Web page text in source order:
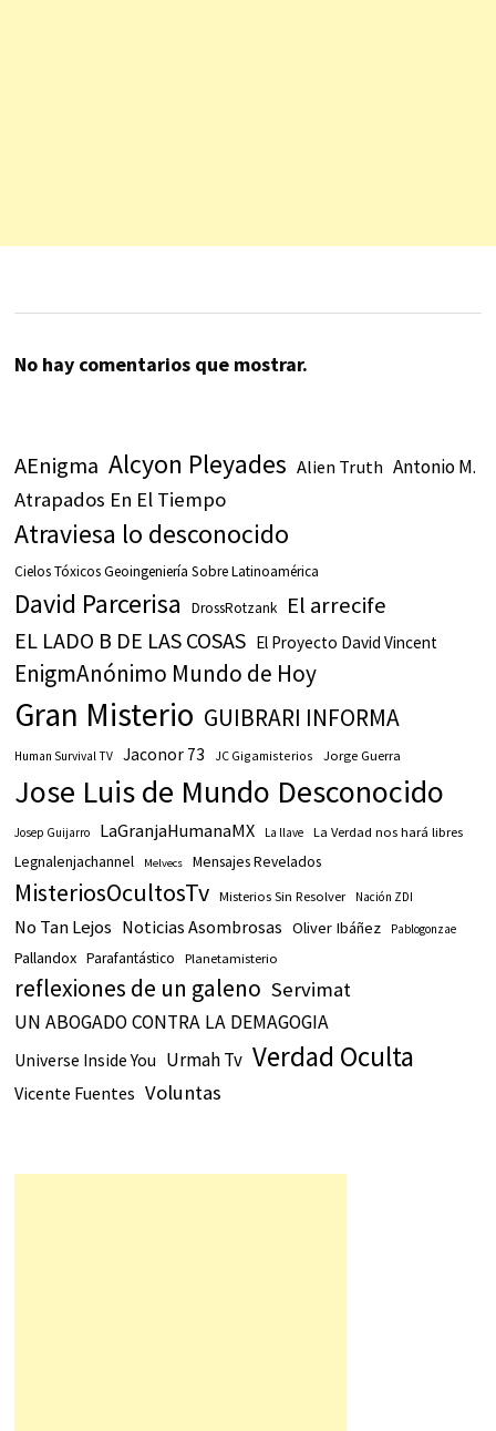
No hay comentarios que mostrar.
AEnigma Alcyon Pleyades Alien Truth Antonio M.
Atrapados En El Tiempo
Atraviesa lo desconocido
Cielos Tóxicos Geoingeniería Sobre Latinoamérica
David Parcerisa DrossRotzank El arrecife
EL LADO B DE LAS COSAS El Proyecto David Vincent
EnigmAnónimo Mundo de Hoy
Gran Misterio GUIBRARI INFORMA
Human Survival TV Jaconor 73 JC Gigamisterios Jorge Guerra
Jose Luis de Mundo Desconocido
Josep Guijarro LaGranjaHumanaMX La llave La Verdad nos hará libres
Legnalenjachannel Melvecs Mensajes Revelados
MisteriosOcultosTv Misterios Sin Resolver Nación ZDI
No Tan Lejos Noticias Asombrosas Oliver Ibáñez Pablogonzae
Pallandox Parafantástico Planetamisterio
reflexiones de un galeno Servimat
UN ABOGADO CONTRA LA DEMAGOGIA
Universe Inside You Urmah Tv Verdad Oculta
Vicente Fuentes Voluntas